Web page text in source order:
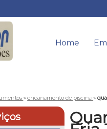
Home
» encanamento de piscina »